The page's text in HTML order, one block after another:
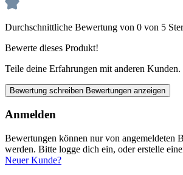
Durchschnittliche Bewertung von 0 von 5
Bewerte dieses Produkt!
Teile deine Erfahrungen mit anderen Kunden.
Bewertung schreiben Bewertungen anzeigen
Anmelden
Bewertungen können nur von angemeldeten
werden. Bitte logge dich ein, oder erstelle
Neuer Kunde?